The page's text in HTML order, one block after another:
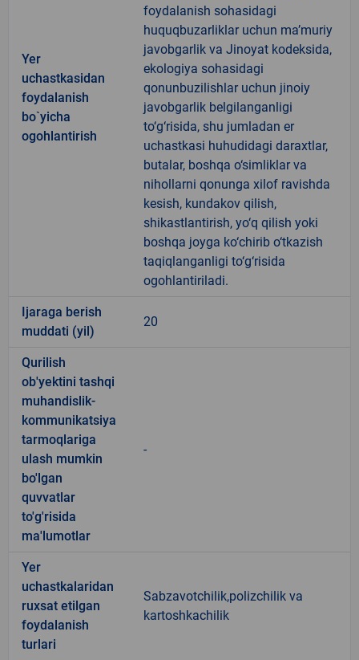
Yer
uchastkasidan
foydalanish
bo`yicha
ogohlantirish
foydalanish sohasidagi
huquqbuzarliklar uchun ma’muriy
javobgarlik va Jinoyat kodeksida,
ekologiya sohasidagi
qonunbuzilishlar uchun jinoiy
javobgarlik belgilanganligi
to‘g‘risida, shu jumladan er
uchastkasi huhudidagi daraxtlar,
butalar, boshqa o‘simliklar va
nihollarni qonunga xilof ravishda
kesish, kundakov qilish,
shikastlantirish, yo‘q qilish yoki
boshqa joyga ko‘chirib o‘tkazish
taqiqlanganligi to‘g‘risida
ogohlantiriladi.
Ijaraga berish
muddati (yil)
20
Qurilish
ob'yektini tashqi
muhandislik-
kommunikatsiya
tarmoqlariga
ulash mumkin
bo'lgan
quvvatlar
to'g'risida
ma'lumotlar
-
Yer
uchastkalaridan
ruxsat etilgan
foydalanish
turlari
Sabzavotchilik,polizchilik va
kartoshkachilik